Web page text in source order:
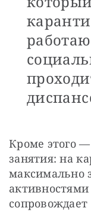
Кроме этого
занятия: на
максимально